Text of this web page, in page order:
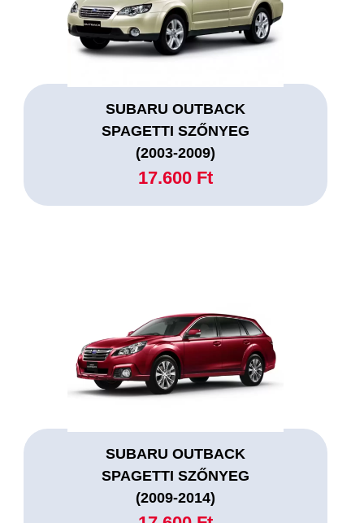
SUBARU OUTBACK
SPAGETTI SZŐNYEG
(2003-2009)
17.600 Ft
SUBARU OUTBACK
SPAGETTI SZŐNYEG
(2009-2014)